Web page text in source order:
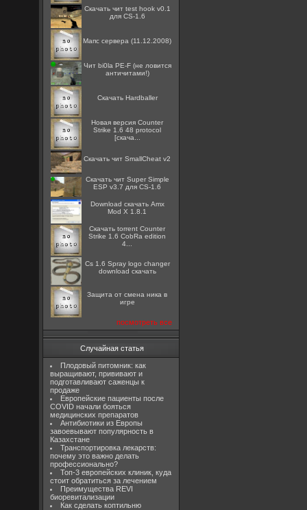
Скачать чит test hook v0.1
для CS-1.6
Мапс сервера (11.12.2008)
Чит bi0la PE-F (не ловится
античитами!)
Скачать Hardballer
Новая версия Counter
Strike 1.6 48 protocol
[скача...
Скачать чит SmallCheat v2
Скачать чит Super Simple
ESP v3.7 для CS-1.6
Download скачать Amx
Mod X 1.8.1
Скачать torrent Counter
Strike 1.6 CobRa edition
4...
Cs 1.6 Spray logo changer
download скачать
Защита от смена ника в
игре
посмотреть все
Случайная статья
Плодовый питомник: как
выращивают, прививают и
подготавливают саженцы к
продаже
Европейские пациенты после
COVID начали бояться
медицинских препаратов
Антибиотики из Европы
завоевывают популярность в
Казахстане
Транспортировка лекарств:
почему это важно делать
профессионально?
Топ-3 европейских клиник, куда
стоит обратиться за лечением
Преимущества REVI
биоревитализации
Как сделать коптильню